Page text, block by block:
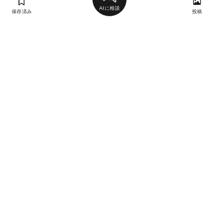
保存済み
AIに相談
投稿